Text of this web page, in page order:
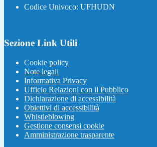
Codice Univoco: UFHUDN
Sezione Link Utili
Cookie policy
Note legali
Informativa Privacy
Ufficio Relazioni con il Pubblico
Dichiarazione di accessibilità
Obiettivi di accessibilità
Whistleblowing
Gestione consensi cookie
Amministrazione trasparente